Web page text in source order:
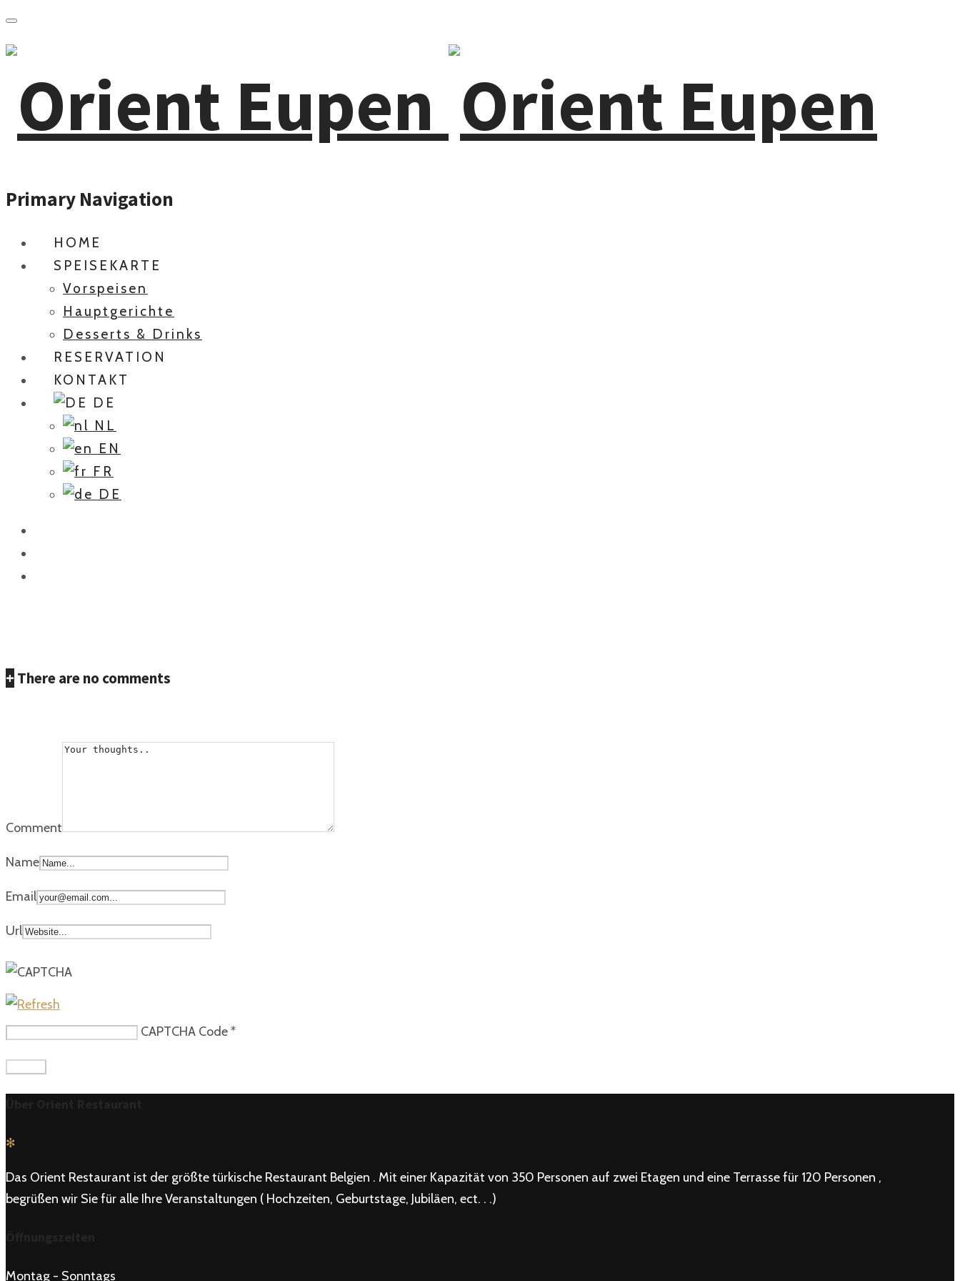
Primary Navigation
HOME
SPEISEKARTE
Vorspeisen
Hauptgerichte
Desserts & Drinks
RESERVATION
KONTAKT
DE
NL
EN
FR
DE
+ There are no comments
Comment
Name
Email
Url
CAPTCHA Code*
✻
Das Orient Restaurant ist der größte türkische Restaurant Belgien . Mit einer Kapazität von 350 Personen auf zwei Etagen und eine Terrasse für 120 Personen ,
begrüßen wir Sie für alle Ihre Veranstaltungen ( Hochzeiten, Geburtstage, Jubiläen, ect. . .)
Montag - Sonntags